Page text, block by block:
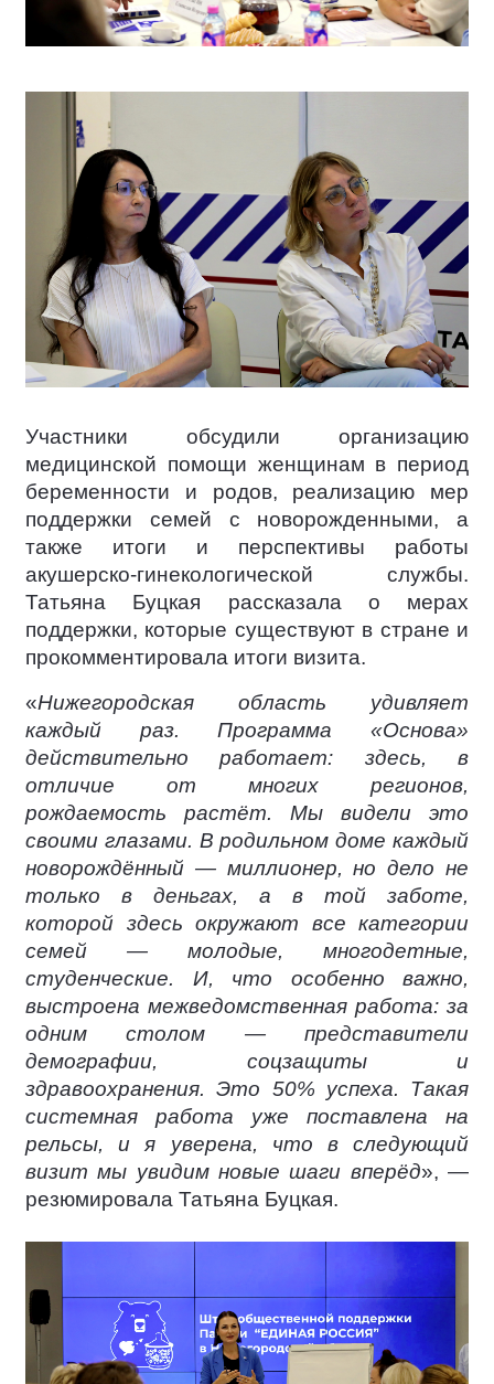
Участники обсудили организацию
медицинской помощи женщинам в период
беременности и родов, реализацию мер
поддержки семей с новорожденными, а
также итоги и перспективы работы
акушерско-гинекологической службы.
Татьяна Буцкая рассказала о мерах
поддержки, которые существуют в стране и
прокомментировала итоги визита.
«Нижегородская область удивляет
каждый раз. Программа «Основа»
действительно работает: здесь, в
отличие от многих регионов,
рождаемость растёт. Мы видели это
своими глазами. В родильном доме каждый
новорождённый — миллионер, но дело не
только в деньгах, а в той заботе,
которой здесь окружают все категории
семей — молодые, многодетные,
студенческие. И, что особенно важно,
выстроена межведомственная работа: за
одним столом — представители
демографии, соцзащиты и
здравоохранения. Это 50% успеха. Такая
системная работа уже поставлена на
рельсы, и я уверена, что в следующий
визит мы увидим новые шаги вперёд», —
резюмировала Татьяна Буцкая.